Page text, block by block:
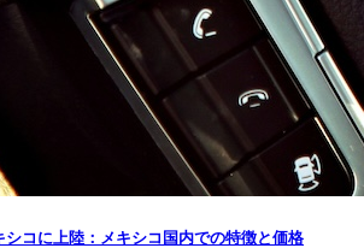
コに上陸：メキシコ国内での特徴と価格